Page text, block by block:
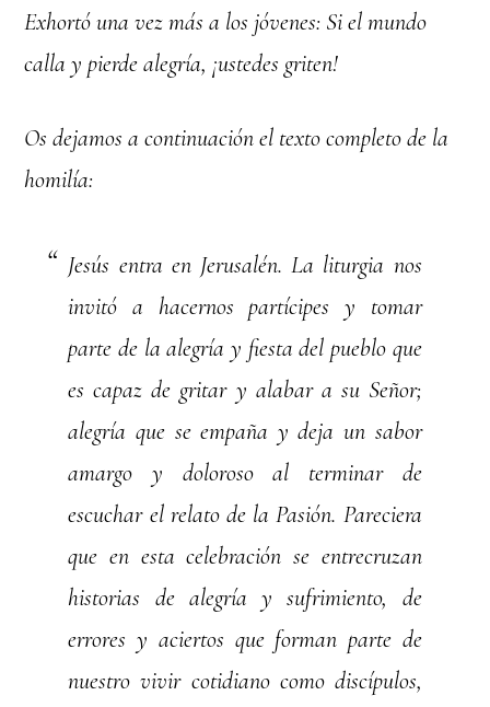
Exhortó una vez más a los jóvenes: Si el mundo
calla y pierde alegría, ¡ustedes griten!
Os dejamos a continuación el texto completo de la
homilía:
Jesús entra en Jerusalén. La liturgia nos
invitó a hacernos partícipes y tomar
parte de la alegría y fiesta del pueblo que
es capaz de gritar y alabar a su Señor;
alegría que se empaña y deja un sabor
amargo y doloroso al terminar de
escuchar el relato de la Pasión. Pareciera
que en esta celebración se entrecruzan
historias de alegría y sufrimiento, de
errores y aciertos que forman parte de
nuestro vivir cotidiano como discípulos,